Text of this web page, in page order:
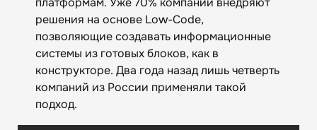
решения на основе Low-Code,
позволяющие создавать информационные
системы из готовых блоков, как в
конструкторе. Два года назад лишь четверть
компаний из России применяли такой
подход.